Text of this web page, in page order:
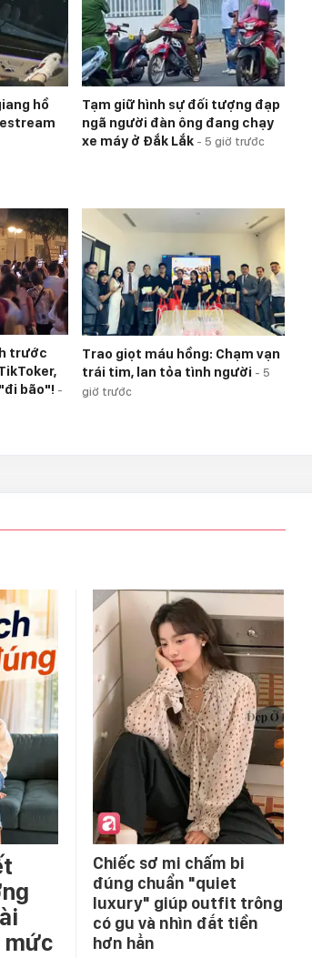
hồ
Tạm giữ hình sự đối tượng đạp
ngã người đàn ông đang chạy
xe máy ở Đắk Lắk - 5 giờ trước
trước
bão"! -
Trao giọt máu hồng: Chạm vạn
trái tim, lan tỏa tình người - 5
giờ trước
mức
Chiếc sơ mi chấm bi
đúng chuẩn "quiet
luxury" giúp outfit trông
có gu và nhìn đắt tiền
hơn hẳn